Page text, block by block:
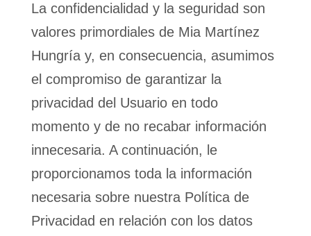
La confidencialidad y la seguridad son
valores primordiales de Mia Martínez
Hungría y, en consecuencia, asumimos
el compromiso de garantizar la
privacidad del Usuario en todo
momento y de no recabar información
innecesaria. A continuación, le
proporcionamos toda la información
necesaria sobre nuestra Política de
Privacidad en relación con los datos